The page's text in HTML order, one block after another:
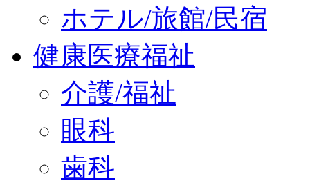
ホテル/旅館/民宿
健康医療福祉
介護/福祉
眼科
歯科